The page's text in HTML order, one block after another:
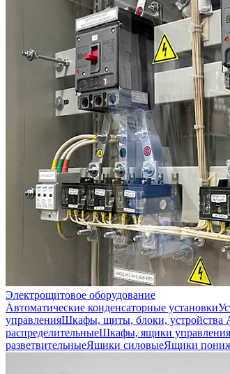
Электрощитовое оборудование
Автоматические конденсаторные установки
управленияШкафы, щиты, блоки, устройства
распределительныеШкафы, ящики
разветвительныеЯщики силовыеЯщики